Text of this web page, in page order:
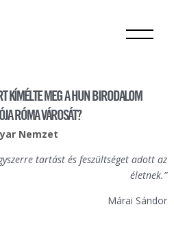
KÍMÉLTE MEG A HUN BIRODALOM
RÓMA VÁROSÁT?
Nemzet
tartást és feszültséget adott az
életnek.”
Márai Sándor